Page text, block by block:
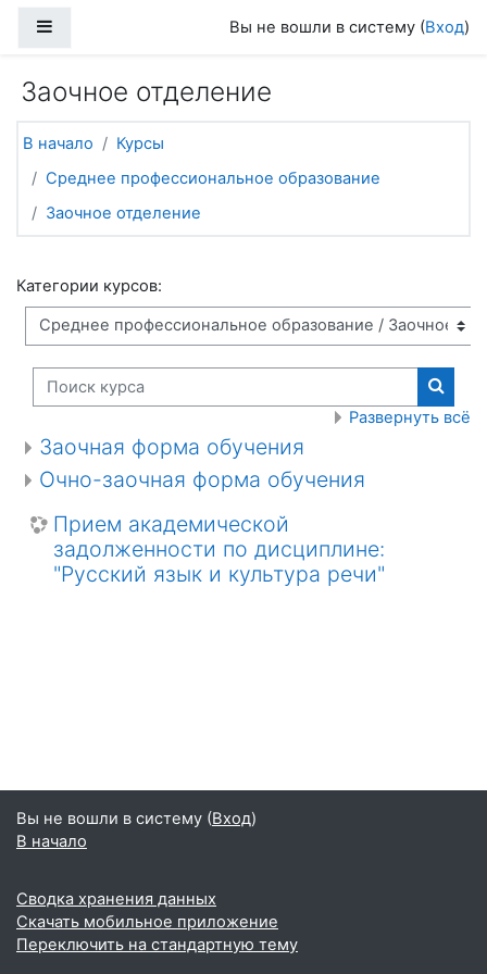
Вы не вошли в систему (Вход)
Заочное отделение
В начало
Курсы
Среднее профессиональное образование
Заочное отделение
Категории курсов:
Поиск курса
Поиск
Развернуть всё
Заочная форма обучения
Очно-заочная форма обучения
Прием академической
задолженности по дисциплине:
"Русский язык и культура речи"
Вы не вошли в систему (Вход)
В начало
Сводка хранения данных
Скачать мобильное приложение
Переключить на стандартную тему